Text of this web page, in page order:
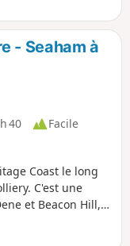
- Seaham à
40
Facile
Coast le long
C'est une
et Beacon Hill,
Colliery.